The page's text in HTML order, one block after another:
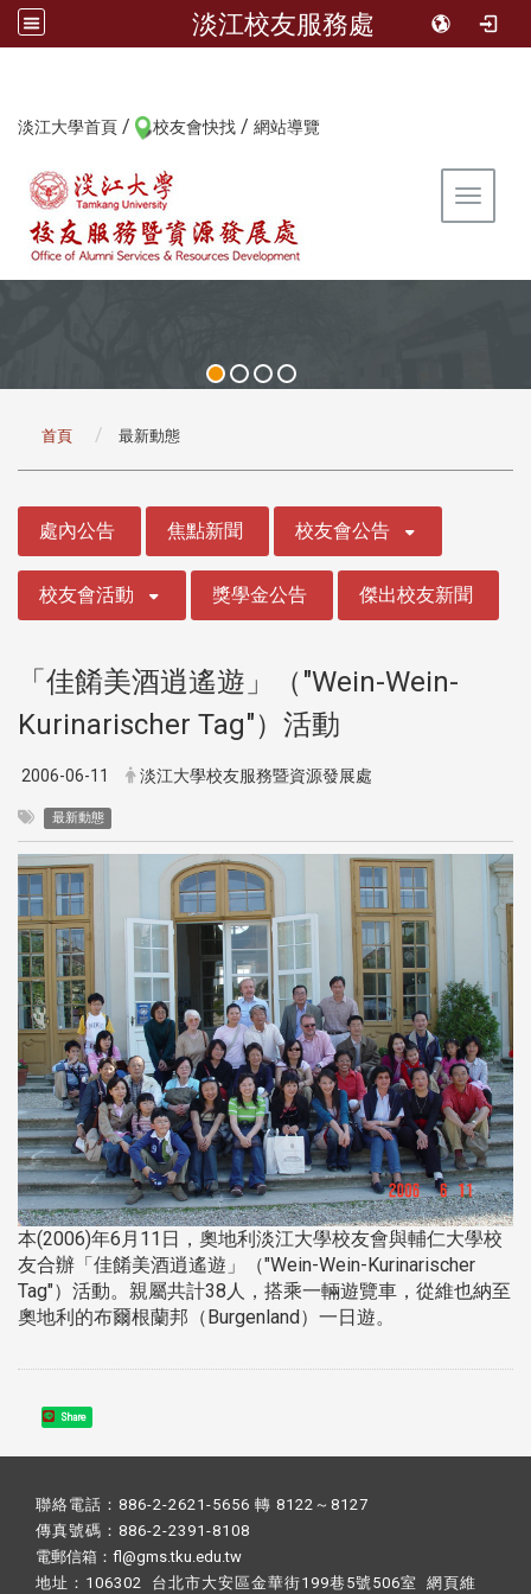
淡江校友服務處
淡江大學首頁 / 校友會快找 / 網站導覽
Toggle
首頁 最新動態
處內公告 焦點新聞 校友會公告
校友會活動 獎學金公告 傑出校友新聞
「佳餚美酒逍遙遊」（"Wein-Wein-
Kurinarischer Tag"）活動
2006-06-11 淡江大學校友服務暨資源發展處
最新動態
本(2006)年6月11日，奧地利淡江大學校友會與輔仁大學校
友合辦「佳餚美酒逍遙遊」（"Wein-Wein-Kurinarischer
Tag"）活動。親屬共計38人，搭乘一輛遊覽車，從維也納至
奧地利的布爾根蘭邦（Burgenland）一日遊。
Share
聯絡電話：886-2-2621-5656 轉 8122～8127
傳真號碼：886-2-2391-8108
電郵信箱：fl@gms.tku.edu.tw
地址：106302 台北市大安區金華街199巷5號506室 網頁維